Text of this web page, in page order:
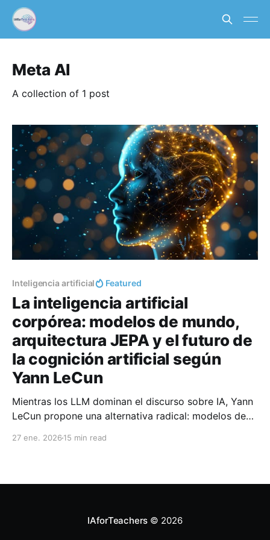
Meta AI
A collection of 1 post
Inteligencia artificial Featured
La inteligencia artificial
corpórea: modelos de mundo,
arquitectura JEPA y el futuro de
la cognición artificial según
Yann LeCun
Mientras los LLM dominan el discurso sobre IA, Yann
LeCun propone una alternativa radical: modelos de
27 ene. 2026 15 min read
IAforTeachers © 2026